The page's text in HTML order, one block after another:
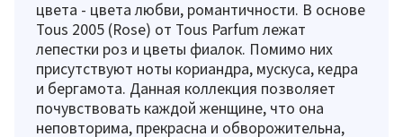
цвета - цвета любви, романтичности. В основе
Tous 2005 (Rose) от Tous Parfum лежат
лепестки роз и цветы фиалок. Помимо них
присутствуют ноты кориандра, мускуса, кедра
и бергамота. Данная коллекция позволяет
почувствовать каждой женщине, что она
неповторима, прекрасна и обворожительна,